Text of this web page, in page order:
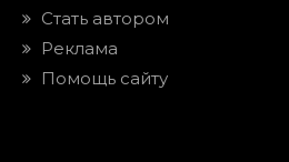
Стать автором
Реклама
Помощь сайту